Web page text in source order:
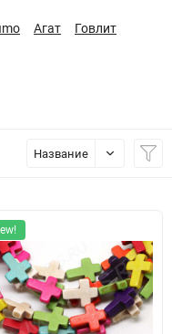
Агат
Говлит
Название